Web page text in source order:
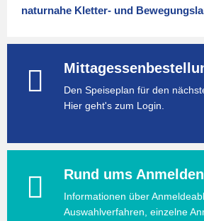
naturnahe Kletter- und
Den Speiseplan für den
Hier geht's zum Login.
Rund ums Anmelden
Informationen über
Auswahlverfahren, einzelne